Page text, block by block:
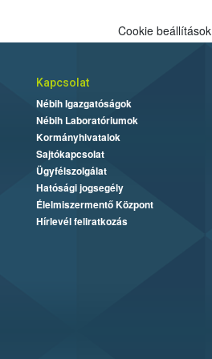
Cookie beállítások
Kapcsolat
Nébih Igazgatóságok
Nébih Laboratóriumok
Kormányhivatalok
Sajtókapcsolat
Ügyfélszolgálat
Hatósági jogsegély
Élelmiszermentő Központ
Hírlevél feliratkozás